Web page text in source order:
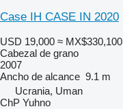
Case IH CASE IN 2020
USD 19,000 ≈ MX$330,100
Cabezal de grano
2007
Ancho de alcance 9.1 m
Ucrania, Uman
ChP Yuhno